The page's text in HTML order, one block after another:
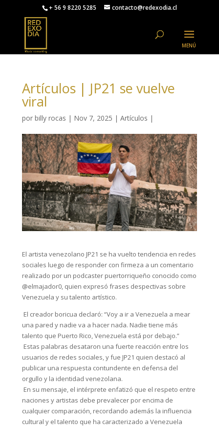
+ 56 9 8220 5285 contacto@redexodia.cl
Artículos | JP21 se vuelve
viral
por billy rocas | Nov 7, 2025 | Artículos |
El artista venezolano JP21 se ha vuelto tendencia en redes
sociales luego de responder con firmeza a un comentario
realizado por un podcaster puertorriqueño conocido como
@elmajador0, quien expresó frases despectivas sobre
Venezuela y su talento artístico.
El creador boricua declaró: “Voy a ir a Venezuela a mear
una pared y nadie va a hacer nada. Nadie tiene más
talento que Puerto Rico, Venezuela está por debajo.”
Estas palabras desataron una fuerte reacción entre los
usuarios de redes sociales, y fue JP21 quien destacó al
publicar una respuesta contundente en defensa del
orgullo y la identidad venezolana.
En su mensaje, el intérprete enfatizó que el respeto entre
naciones y artistas debe prevalecer por encima de
cualquier comparación, recordando además la influencia
cultural y el talento que ha caracterizado a Venezuela